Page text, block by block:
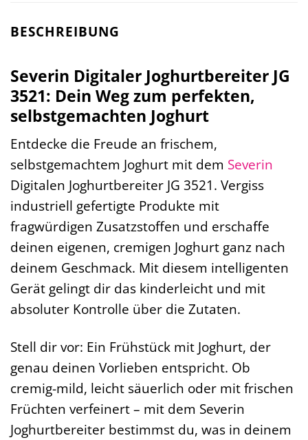
BESCHREIBUNG
Severin Digitaler Joghurtbereiter JG
3521: Dein Weg zum perfekten,
selbstgemachten Joghurt
Entdecke die Freude an frischem,
selbstgemachtem Joghurt mit dem Severin
Digitalen Joghurtbereiter JG 3521. Vergiss
industriell gefertigte Produkte mit
fragwürdigen Zusatzstoffen und erschaffe
deinen eigenen, cremigen Joghurt ganz nach
deinem Geschmack. Mit diesem intelligenten
Gerät gelingt dir das kinderleicht und mit
absoluter Kontrolle über die Zutaten.
Stell dir vor: Ein Frühstück mit Joghurt, der
genau deinen Vorlieben entspricht. Ob
cremig-mild, leicht säuerlich oder mit frischen
Früchten verfeinert – mit dem Severin
Joghurtbereiter bestimmst du, was in deinem